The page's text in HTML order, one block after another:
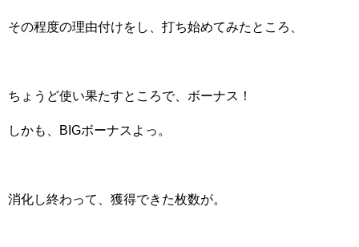
その程度の理由付けをし、打ち始めてみたところ、
ちょうど使い果たすところで、ボーナス！
しかも、BIGボーナスよっ。
消化し終わって、獲得できた枚数が。